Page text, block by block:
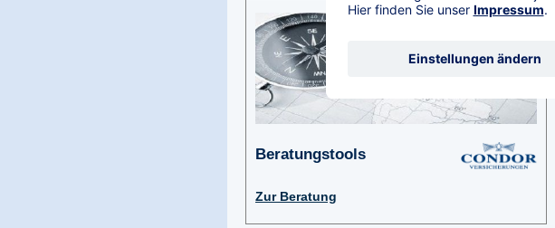
Beratungstools
Zur Beratung